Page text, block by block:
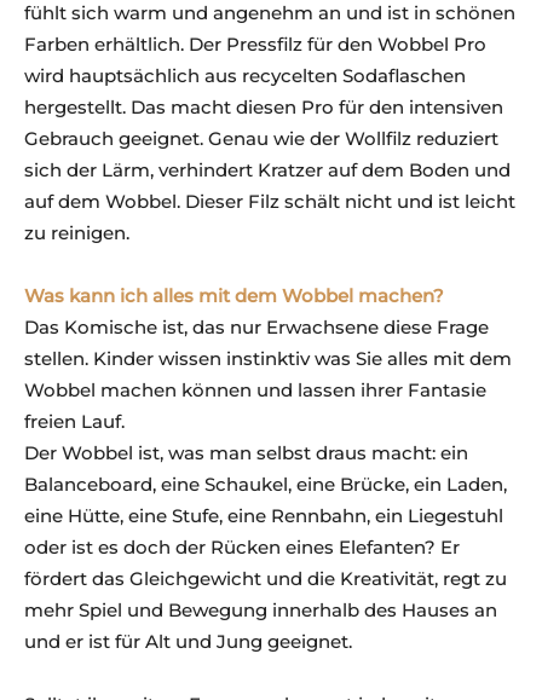
fühlt sich warm und angenehm an und ist in schönen
Farben erhältlich. Der Pressfilz für den Wobbel Pro
wird hauptsächlich aus recycelten Sodaflaschen
hergestellt. Das macht diesen Pro für den intensiven
Gebrauch geeignet. Genau wie der Wollfilz reduziert
sich der Lärm, verhindert Kratzer auf dem Boden und
auf dem Wobbel. Dieser Filz schält nicht und ist leicht
zu reinigen.
Was kann ich alles mit dem Wobbel machen?
Das Komische ist, das nur Erwachsene diese Frage
stellen. Kinder wissen instinktiv was Sie alles mit dem
Wobbel machen können und lassen ihrer Fantasie
freien Lauf.
Der Wobbel ist, was man selbst draus macht: ein
Balanceboard, eine Schaukel, eine Brücke, ein Laden,
eine Hütte, eine Stufe, eine Rennbahn, ein Liegestuhl
oder ist es doch der Rücken eines Elefanten? Er
fördert das Gleichgewicht und die Kreativität, regt zu
mehr Spiel und Bewegung innerhalb des Hauses an
und er ist für Alt und Jung geeignet.